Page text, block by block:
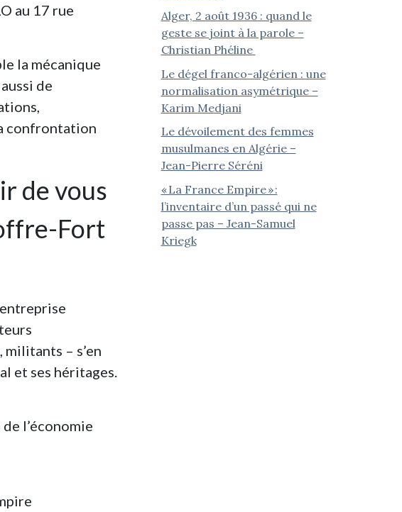
au 17 rue
la mécanique
de
confrontation
de vous
Fort
– s’en
et ses héritages.
l’économie
Alger, 2 août 1936 : quand le
geste se joint à la parole –
Christian Phéline
Le dégel franco-algérien : une
normalisation asymétrique –
Karim Medjani
Le dévoilement des femmes
musulmanes en Algérie –
Jean-Pierre Séréni
« La France Empire » :
l’inventaire d’un passé qui ne
passe pas – Jean-Samuel
Kriegk